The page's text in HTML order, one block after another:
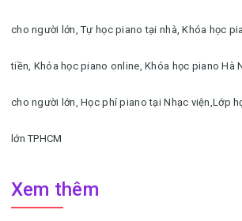
cho người lớn,Tự học piano tại nhà,Khóa học
tiền, Khóa học piano online,Khóa học piano Hà
cho người lớn,Học phí piano tại Nhạc viện,Lớp
lớn TPHCM
Xem thêm